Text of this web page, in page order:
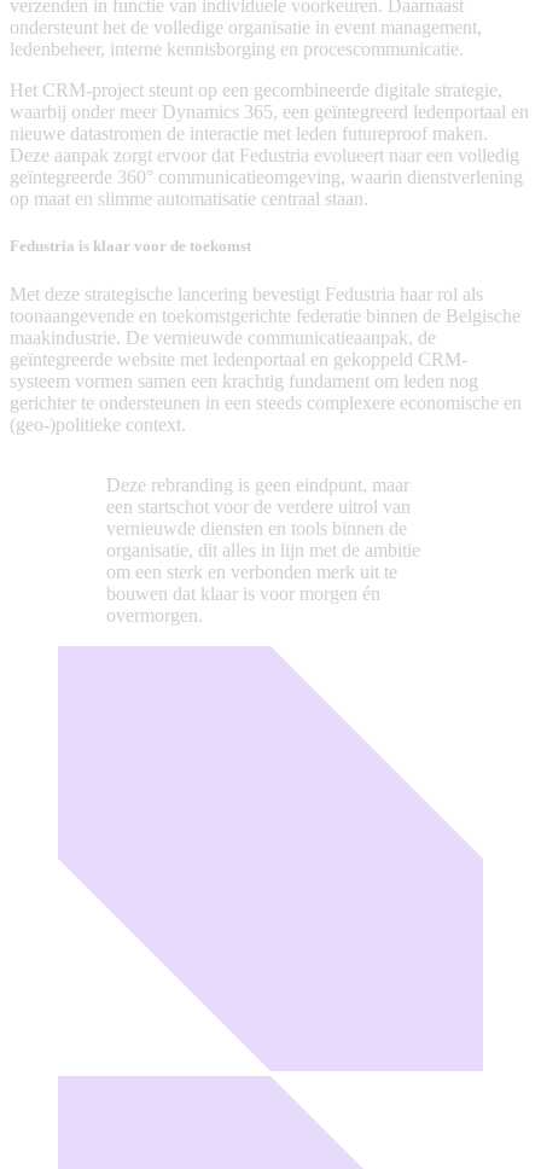
verzenden in functie van individuele voorkeuren. Daarnaast
ondersteunt het de volledige organisatie in event management,
ledenbeheer, interne kennisborging en procescommunicatie.
Het CRM-project steunt op een gecombineerde digitale strategie,
waarbij onder meer Dynamics 365, een geïntegreerd ledenportaal en
nieuwe datastromen de interactie met leden futureproof maken.
Deze aanpak zorgt ervoor dat Fedustria evolueert naar een volledig
geïntegreerde 360° communicatieomgeving, waarin dienstverlening
op maat en slimme automatisatie centraal staan.
Fedustria is klaar voor de toekomst
Met deze strategische lancering bevestigt Fedustria haar rol als
toonaangevende en toekomstgerichte federatie binnen de Belgische
maakindustrie. De vernieuwde communicatieaanpak, de
geïntegreerde website met ledenportaal en gekoppeld CRM-
systeem vormen samen een krachtig fundament om leden nog
gerichter te ondersteunen in een steeds complexere economische en
(geo-)politieke context.
Deze rebranding is geen eindpunt, maar
een startschot voor de verdere uitrol van
vernieuwde diensten en tools binnen de
organisatie, dit alles in lijn met de ambitie
om een sterk en verbonden merk uit te
bouwen dat klaar is voor morgen én
overmorgen.